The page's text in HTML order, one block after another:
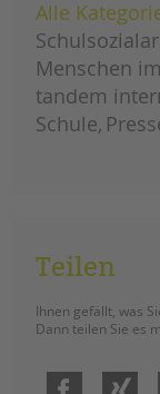
Alle
Menschen
tandem
Schule
Teilen
Ihnen gefällt, was
Dann teilen Sie es
Facebook Xing